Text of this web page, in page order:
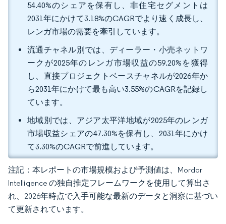
54.40%のシェアを保有し、非住宅セグメントは
2031年にかけて3.18%のCAGRでより速く成長し、
レンガ市場の需要を牽引しています。
流通チャネル別では、ディーラー・小売ネットワ
ークが2025年のレンガ市場収益の59.20%を獲得
し、直接プロジェクトベースチャネルが2026年か
ら2031年にかけて最も高い3.55%のCAGRを記録し
ています。
地域別では、アジア太平洋地域が2025年のレンガ
市場収益シェアの47.30%を保有し、2031年にかけ
て3.30%のCAGRで前進しています。
注記：本レポートの市場規模および予測値は、Mordor
Intelligence の独自推定フレームワークを使用して算出さ
れ、2026年時点で入手可能な最新のデータと洞察に基づい
て更新されています。